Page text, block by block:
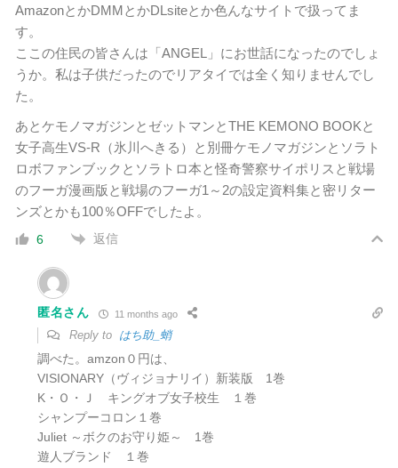
AmazonとかDMMとかDLsiteとか色んなサイトで扱ってま
す。
ここの住民の皆さんは「ANGEL」にお世話になったのでしょ
うか。私は子供だったのでリアタイでは全く知りませんでし
た。
あとケモノマガジンと ゼットマンとTHE KEMONO BOOKと
女子高生VS-R（氷川へきる）と 別冊ケモノマガジンとソラト
ロボファンブックとソラトロ本と怪奇警察サイポリスと戦場
のフーガ漫画版と戦場のフーガ1～2の設定資料集と密リター
ンズとかも100％OFFでしたよ。
6 返信
匿名さん 11 months ago
Reply to はち助_蛸
調べた。amzon０円は、
VISIONARY（ヴィジョナリイ）新装版 1巻
K・Ｏ・Ｊ キングオブ女子校生 １巻
シャンプーコロン１巻
Juliet ～ボクのお守り姫～ 1巻
遊人ブランド １巻